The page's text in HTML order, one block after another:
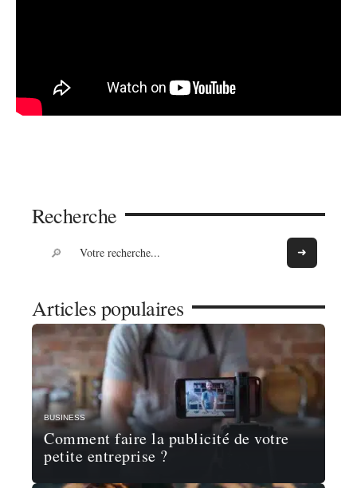
Recherche
Articles populaires
BUSINESS
Comment faire la publicité de votre
petite entreprise ?